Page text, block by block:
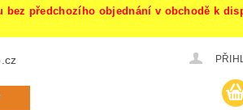
bez předchozího objednání v obchodě k